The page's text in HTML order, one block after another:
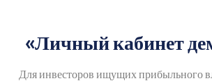
Для инвесторов ищущих прибыльного